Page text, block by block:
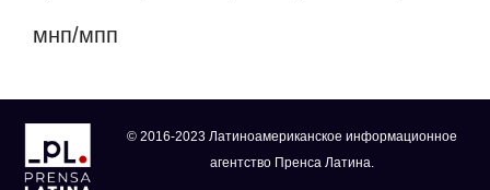
мнп/мпп
© 2016-2023 Латиноамериканское информационное
агентство Пренса Латина.